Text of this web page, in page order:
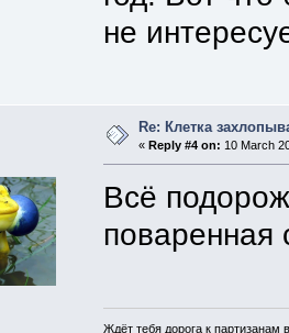
не
Re: Клетка
« Reply #4 on: 10 March
Всё
поваренная
Ждёт тебя дорога к партизанам